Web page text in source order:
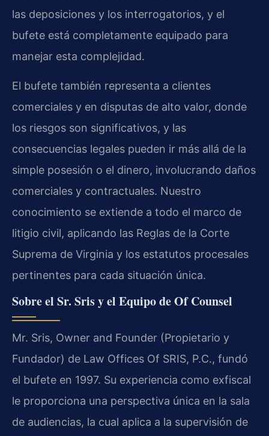
las deposiciones y los interrogatorios, y el
bufete está completamente equipado para
manejar esta complejidad.
El bufete también representa a clientes
comerciales y en disputas de alto valor, donde
los riesgos son significativos, y las
consecuencias legales pueden ir más allá de la
simple posesión o el dinero, involucrando daños
comerciales y contractuales. Nuestro
conocimiento se extiende a todo el marco de
litigio civil, aplicando las Reglas de la Corte
Suprema de Virginia y los estatutos procesales
pertinentes para cada situación única.
Sobre el Sr. Sris y el Equipo deOf Counsel
Mr. Sris, Owner and Founder (Propietario y
Fundador) de Law Offices Of SRIS, P.C., fundó
el bufete en 1997. Su experiencia como exfiscal
le proporciona una perspectiva única en la sala
de audiencias, la cual aplica a la supervisión de